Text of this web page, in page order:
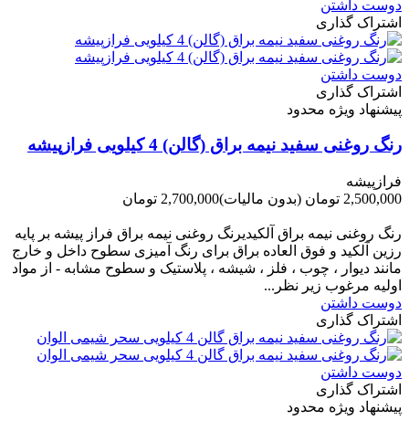
دوست داشتن
اشتراک گذاری
دوست داشتن
اشتراک گذاری
پیشنهاد ویژه محدود
رنگ روغنی سفید نیمه براق (گالن) 4 کیلویی فرازپیشه
فرازپیشه
2,500,000 تومان
(بدون مالیات)2,700,000 تومان
رنگ روغنی نیمه براق آلکیدیرنگ روغنی نیمه براق فراز پیشه بر پایه
رزین آلکید و فوق العاده براق برای رنگ آمیزی سطوح داخل و خارج
مانند دیوار ، چوب ، فلز ، شیشه ، پلاستیک و سطوح مشابه - از مواد
اولیه مرغوب زیر نظر...
دوست داشتن
اشتراک گذاری
دوست داشتن
اشتراک گذاری
پیشنهاد ویژه محدود